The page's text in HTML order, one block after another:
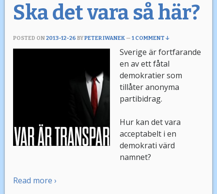
Ska det vara så här?
POSTED ON2013-12-26 BYPETER IWANEK — 1 COMMENT ↓
Sverige är fortfarande
en av ett fåtal
demokratier som
tillåter anonyma
partibidrag.
Hur kan det vara
acceptabelt i en
demokrati värd
namnet?
Read more ›